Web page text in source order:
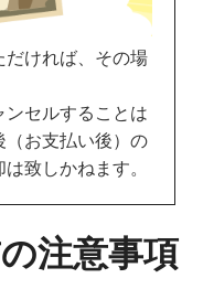
だければ、その場
セルすることは
（お支払い後）の
致しかねます。
注意事項